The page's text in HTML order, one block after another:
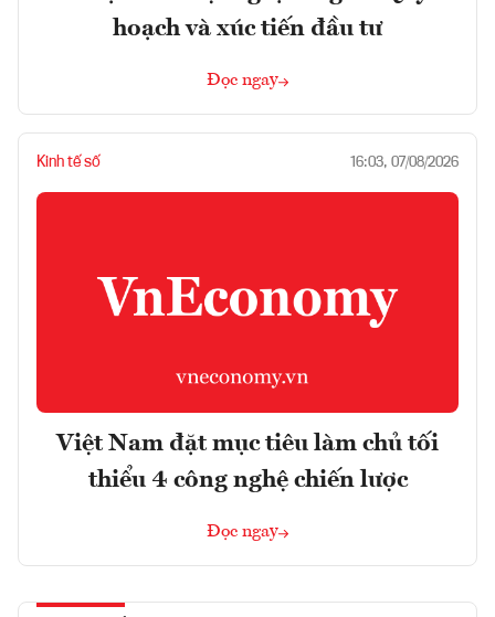
hoạch và xúc tiến đầu tư
Đọc ngay
Kinh tế số 16:03, 07/08/2026
Việt Nam đặt mục tiêu làm chủ tối
thiểu 4 công nghệ chiến lược
Đọc ngay